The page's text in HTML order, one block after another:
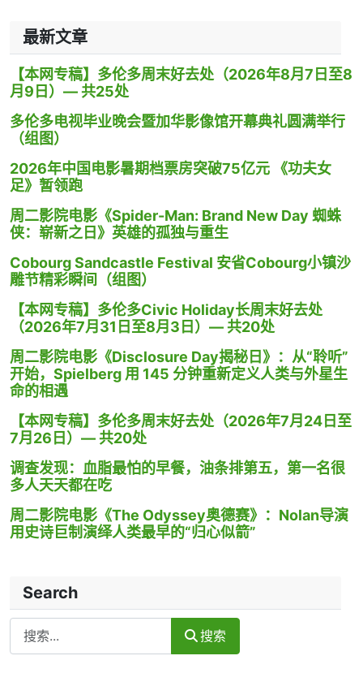
最新文章
【本网专稿】多伦多周末好去处（2026年8月7日至8
月9日）— 共25处
多伦多电视毕业晚会暨加华影像馆开幕典礼圆满举行
（组图）
2026年中国电影暑期档票房突破75亿元 《功夫女
足》暂领跑
周二影院电影《Spider-Man: Brand New Day 蜘蛛
侠：崭新之日》英雄的孤独与重生
Cobourg Sandcastle Festival 安省Cobourg小镇沙
雕节精彩瞬间（组图）
【本网专稿】多伦多Civic Holiday长周末好去处
（2026年7月31日至8月3日）— 共20处
周二影院电影《Disclosure Day揭秘日》：从“聆听”
开始，Spielberg 用 145 分钟重新定义人类与外星生
命的相遇
【本网专稿】多伦多周末好去处（2026年7月24日至
7月26日）— 共20处
调查发现：血脂最怕的早餐，油条排第五，第一名很
多人天天都在吃
周二影院电影《The Odyssey奥德赛》：Nolan导演
用史诗巨制演绎人类最早的“归心似箭”
Search
Search
搜索